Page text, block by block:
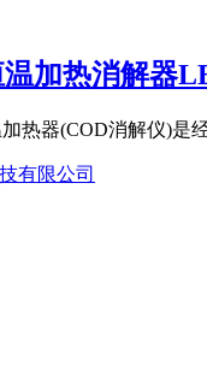
加热消解器
热器(COD消解仪)是
有限公司